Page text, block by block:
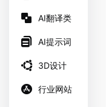
AI翻译类
AI提示词
3D设计
行业网站